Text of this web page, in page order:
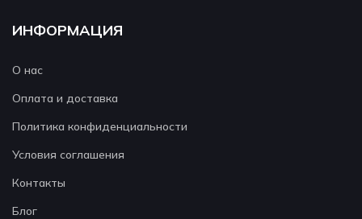
ИНФОРМАЦИЯ
О нас
Оплата и доставка
Политика конфиденциальности
Условия соглашения
Контакты
Блог